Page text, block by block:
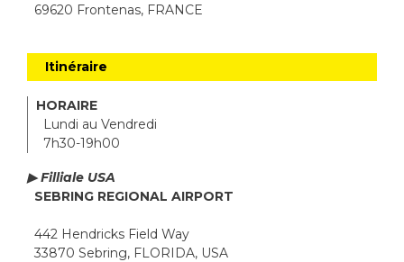
69620 Frontenas, FRANCE
Itinéraire
HORAIRE
Lundi au Vendredi
7h30-19h00
▶ Filliale USA
SEBRING REGIONAL AIRPORT
442 Hendricks Field Way
33870 Sebring, FLORIDA, USA